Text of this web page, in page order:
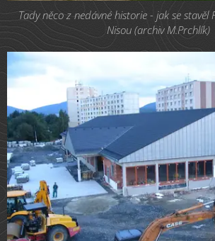
Tady něco z nedávné historie - jak se stavěl
Nisou (archiv M.Prchlík)